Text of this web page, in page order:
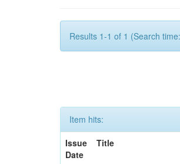
Results 1-1 of 1 (Search
Item hits:
Issue
Date
Title